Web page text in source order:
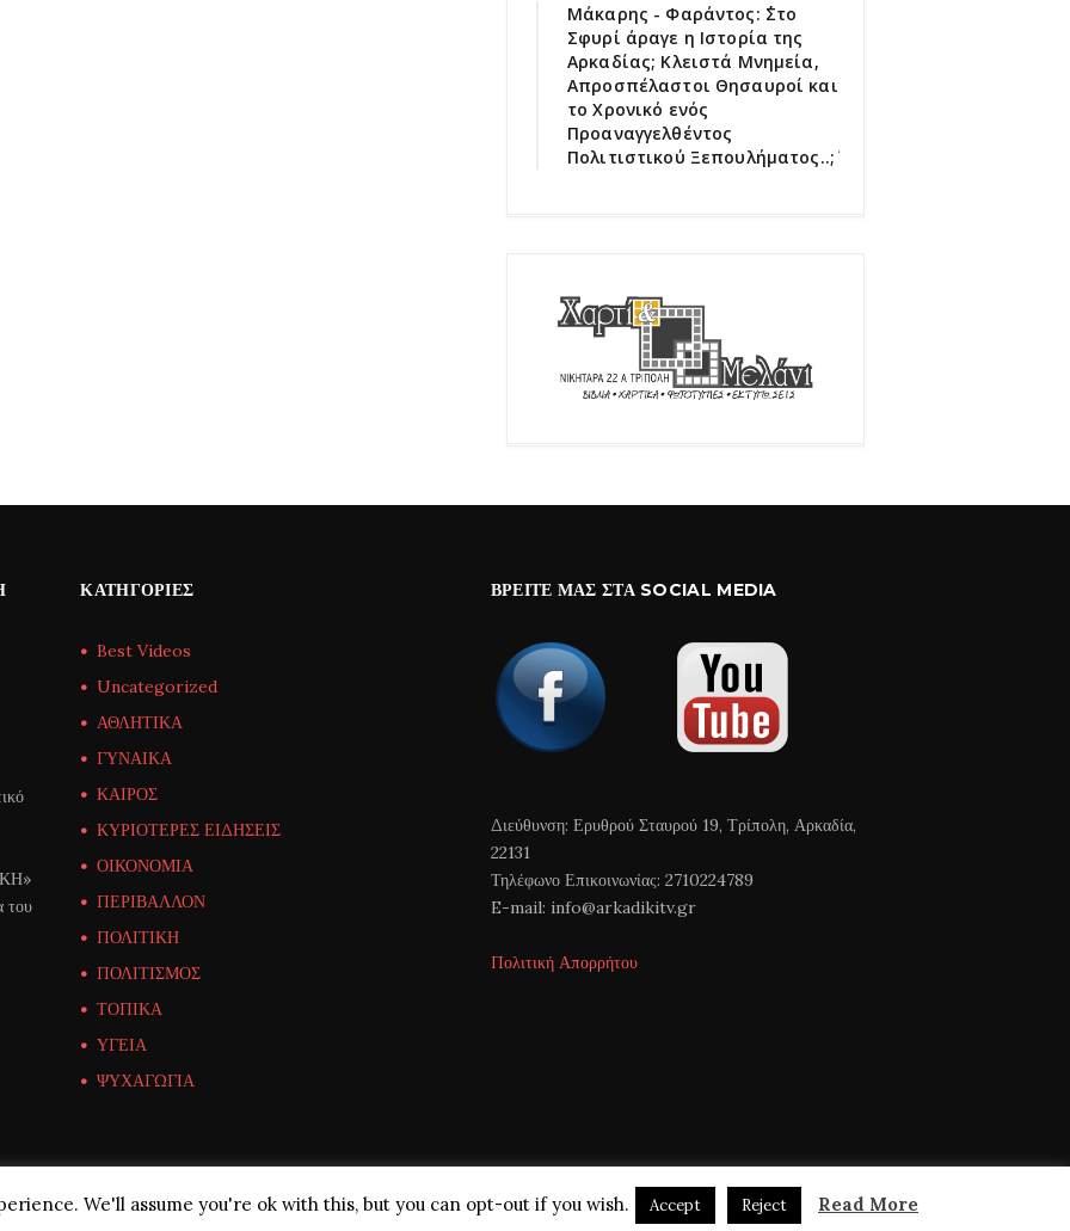
Μάκαρης - Φαράντος: ΄΄Στο
Σφυρί άραγε η Ιστορία της
Αρκαδίας; Κλειστά Μνημεία,
Απροσπέλαστοι Θησαυροί και
το Χρονικό ενός
Προαναγγελθέντος
Πολιτιστικού Ξεπουλήματος..;΄΄
του
ΚΑΤΗΓΟΡΊΕΣ
Best Videos
Uncategorized
ΑΘΛΗΤΙΚΑ
ΓΥΝΑΙΚΑ
ΚΑΙΡΟΣ
ΚΥΡΙΟΤΕΡΕΣ ΕΙΔΗΣΕΙΣ
ΟΙΚΟΝΟΜΙΑ
ΠΕΡΙΒΑΛΛΟΝ
ΠΟΛΙΤΙΚΗ
ΠΟΛΙΤΙΣΜΟΣ
ΤΟΠΙΚΑ
ΥΓΕΙΑ
ΨΥΧΑΓΩΓΙΑ
ΒΡΕΊΤΕ ΜΑΣ ΣΤΑ SOCIAL MEDIA
Διεύθυνση: Ερυθρού Σταυρού 19, Τρίπολη, Αρκαδία,
22131
Τηλέφωνο Επικοινωνίας: 2710224789
E-mail: info@arkadikitv.gr
Πολιτική Απορρήτου
We'll assume you're ok with this, but you can opt-out if you wish. Accept Reject Read More